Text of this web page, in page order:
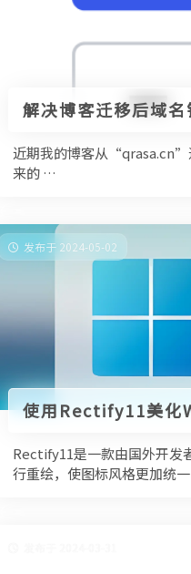
解决博客迁移后域名
近期我的博客从“qrasa.cn”
来的 …
发布于 2024-05-02
使用Rectify11美化
Rectify11是一款由国外开发
行重绘，使图标风格更加统